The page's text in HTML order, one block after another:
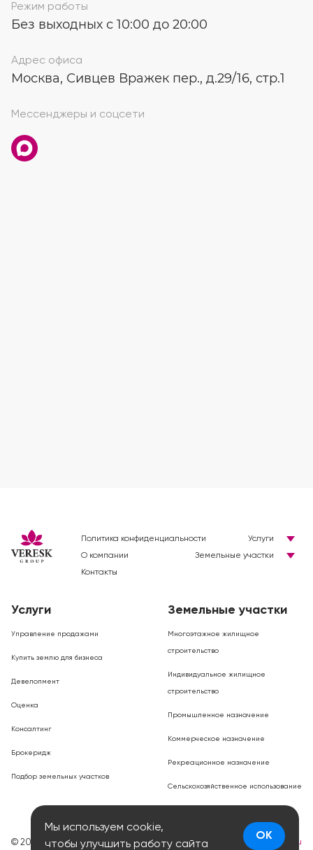
Режим работы
Без выходных с 10:00 до 20:00
Адрес офиса
Москва, Сивцев Вражек пер., д.29/16, стр.1
Мессенджеры и соцсети
Услуги
Земельные участки
О компании
Контакты
Политика конфиденциальности
Услуги
Управление продажами
Купить землю для бизнеса
Девелопмент
Оценка
Консалтинг
Брокеридж
Подбор земельных участков
Земельные участки
Многоэтажное жилищное
строительство
Индивидуальное жилищное
строительство
Промышленное назначение
Коммерческое назначение
Рекреационное назначение
Сельскохозяйственное использование
© 2026 Разработка сайта smartlab.ru
Мы используем cookie,
чтобы улучшить работу сайта
OK